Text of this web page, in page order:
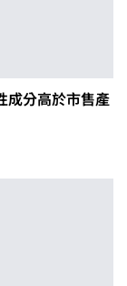
分高於市售產